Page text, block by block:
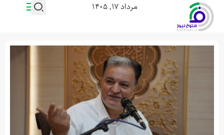
مرداد ۱۷, ۱۴۰۵